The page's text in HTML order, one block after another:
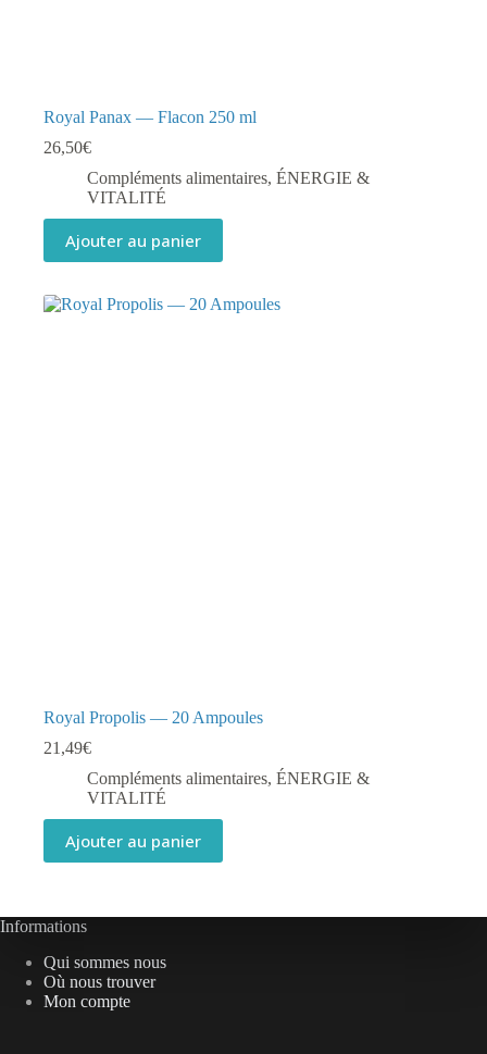
Royal Panax — Flacon 250 ml
26,50€
Compléments alimentaires, ÉNERGIE &
VITALITÉ
Ajouter au panier
Royal Propolis — 20 Ampoules
21,49€
Compléments alimentaires, ÉNERGIE &
VITALITÉ
Ajouter au panier
Informations
Qui sommes nous
Où nous trouver
Mon compte